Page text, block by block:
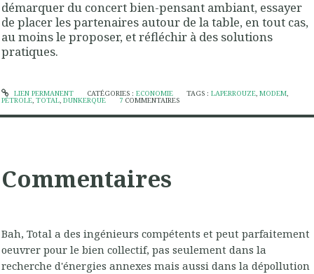
démarquer du concert bien-pensant ambiant, essayer
de placer les partenaires autour de la table, en tout cas,
au moins le proposer, et réfléchir à des solutions
pratiques.
LIEN PERMANENT CATÉGORIES : ECONOMIE TAGS :LAPERROUZE,MODEM,
PÉTROLE, TOTAL, DUNKERQUE 7 COMMENTAIRES
Commentaires
Bah, Total a des ingénieurs compétents et peut parfaitement
oeuvrer pour le bien collectif, pas seulement dans la
recherche d'énergies annexes mais aussi dans la dépollution